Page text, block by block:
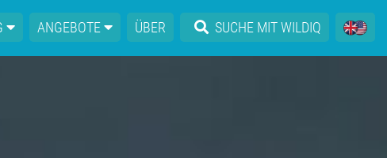
ANGEBOTE ÜBER SUCHE MIT WILDIQ